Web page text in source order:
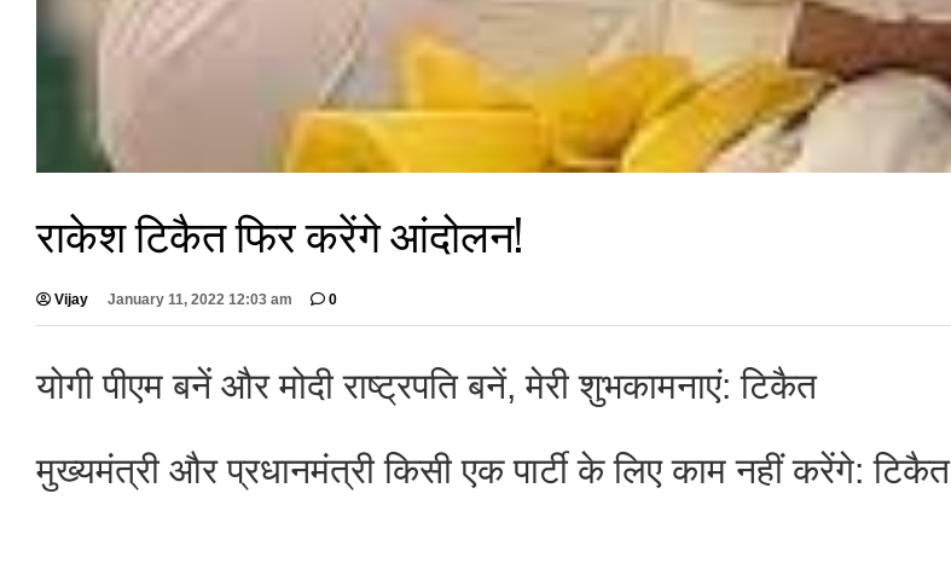
राकेश टिकैत फिर करेंगे आंदोलन!
Vijay January 11, 2022 12:03 am 0
योगी पीएम बनें और मोदी राष्ट्रपति बनें, मेरी शुभकामनाएं: टिकैत
मुख्यमंत्री और प्रधानमंत्री किसी एक पार्टी के लिए काम नहीं करेंगे: टिकैत